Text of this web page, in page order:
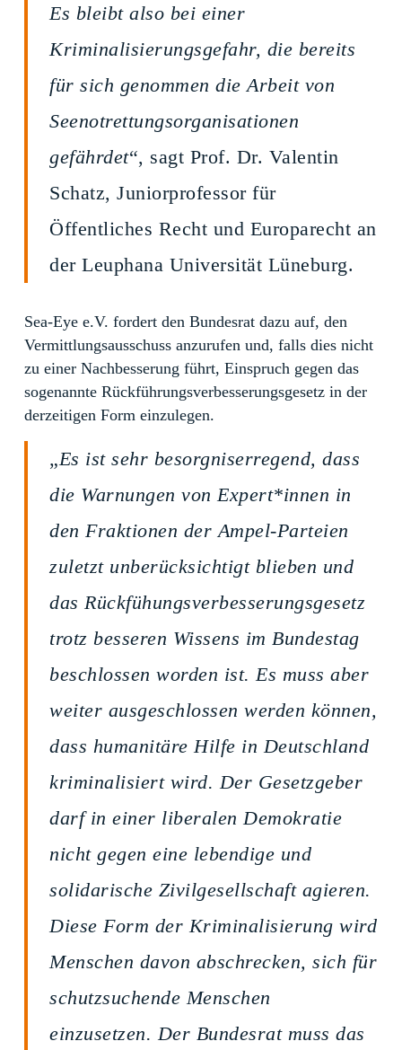
Es bleibt also bei einer
Kriminalisierungsgefahr, die bereits
für sich genommen die Arbeit von
Seenotrettungsorganisationen
gefährdet“, sagt Prof. Dr. Valentin
Schatz, Juniorprofessor für
Öffentliches Recht und Europarecht an
der Leuphana Universität Lüneburg.
Sea-Eye e.V. fordert den Bundesrat dazu auf, den
Vermittlungsausschuss anzurufen und, falls dies nicht
zu einer Nachbesserung führt, Einspruch gegen das
sogenannte Rückführungsverbesserungsgesetz in der
derzeitigen Form einzulegen.
„Es ist sehr besorgniserregend, dass
die Warnungen von Expert*innen in
den Fraktionen der Ampel-Parteien
zuletzt unberücksichtigt blieben und
das Rückfühungsverbesserungsgesetz
trotz besseren Wissens im Bundestag
beschlossen worden ist. Es muss aber
weiter ausgeschlossen werden können,
dass humanitäre Hilfe in Deutschland
kriminalisiert wird. Der Gesetzgeber
darf in einer liberalen Demokratie
nicht gegen eine lebendige und
solidarische Zivilgesellschaft agieren.
Diese Form der Kriminalisierung wird
Menschen davon abschrecken, sich für
schutzsuchende Menschen
einzusetzen. Der Bundesrat muss das